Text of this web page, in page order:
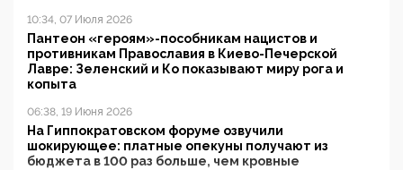
10:34, 07 Июля 2026
Пантеон «героям»-пособникам нацистов и
противникам Православия в Киево-Печерской
Лавре: Зеленский и Ко показывают миру рога и
копыта
06:38, 19 Июня 2026
На Гиппократовском форуме озвучили
шокирующее: платные опекуны получают из
бюджета в 100 раз больше, чем кровные